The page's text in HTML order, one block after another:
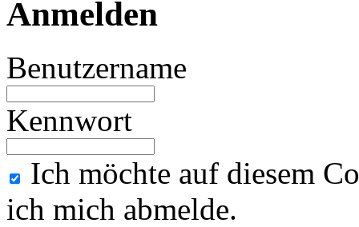
Anmelden
Benutzername
Kennwort
Ich möchte auf diesem
ich mich abmelde.